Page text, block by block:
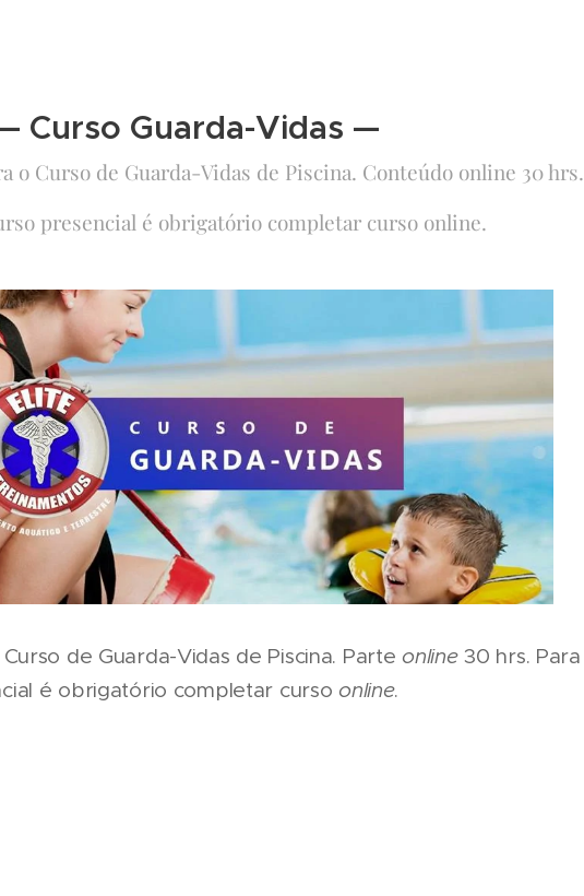
Curso Guarda-Vidas —
o Curso de Guarda-Vidas de Piscina. Conteúdo online 30 hrs.
presencial é obrigatório completar curso online.
de Guarda-Vidas de Piscina. Parte online30 hrs. Para
é obrigatório completar curso online.